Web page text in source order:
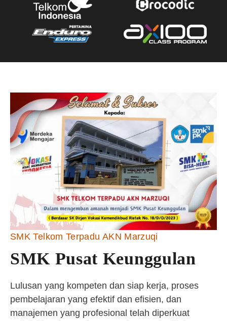
SMK Telkom Terpadu AKN Marzuqi
SMK Pusat Keunggulan
Lulusan yang kompeten dan siap kerja, proses
pembelajaran yang efektif dan efisien, dan
manajemen yang profesional telah diperkuat